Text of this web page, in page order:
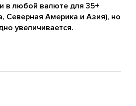
в любой валюте для 35+
Северная Америка и Азия), но
увеличивается.